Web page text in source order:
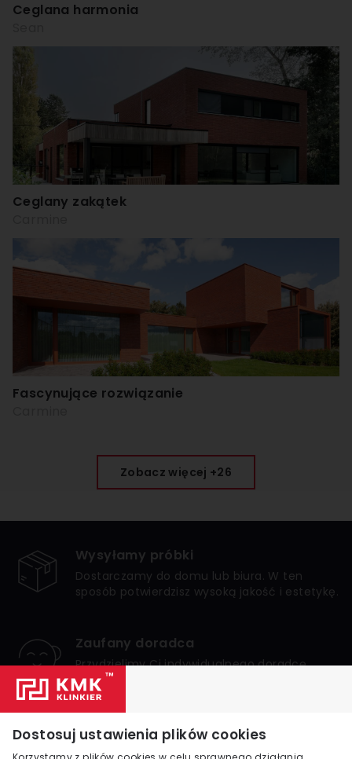
Ceglana harmonia
Ceglany zakątek
Fascynujące rozwiązanie
Zobacz więcej +26
Dostosuj ustawienia plików cookies
Wysyłamy próbki
Dostarczamy do domu lub biura. W ten
sposób potwierdzisz wysoką jakość i estetykę.
Zaufany doradca
Przydzielimy Ci indywidualnego doradcę,
który zagwarantuje bezpieczne i udane
zakupy.
Numer 1 w Polsce
Jesteśmy liderem internetowej sprzedaży